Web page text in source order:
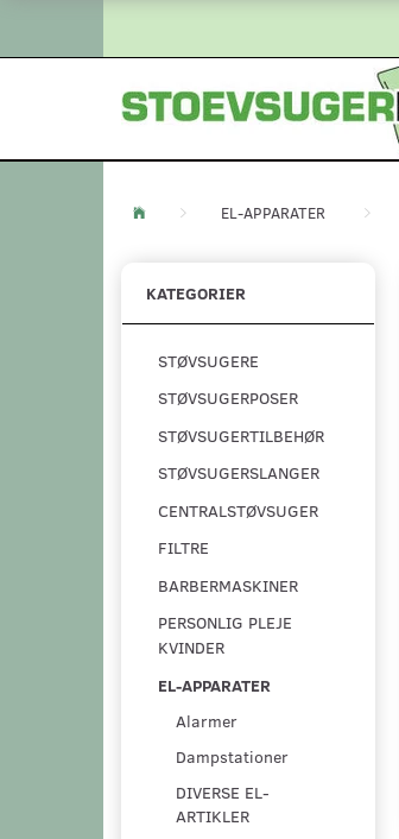
EL-APPARATER
KATEGORIER
STØVSUGERE
STØVSUGERPOSER
STØVSUGERTILBEHØR
STØVSUGERSLANGER
CENTRALSTØVSUGER
FILTRE
BARBERMASKINER
PERSONLIG PLEJE
KVINDER
EL-APPARATER
Alarmer
Dampstationer
DIVERSE EL-
ARTIKLER